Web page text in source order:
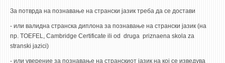
За потврда на познавање на странски јазик треба да се достави
- или валидна странска диплона за познавање на странски јазик (на
пр. TOEFEL, Cambridge Certificate ili od druga priznaena skola za
stranski jazici)
- или уверение за познавање на странскиот јазик на кој се изведува